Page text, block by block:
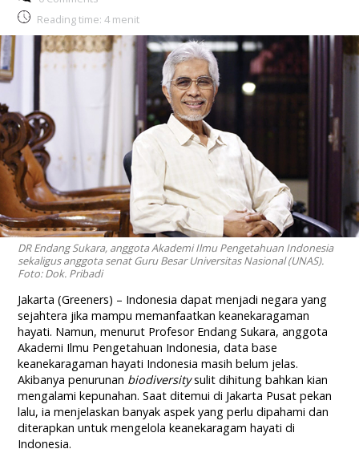
Reading time: 4 menit
DR Endang Sukara, anggota Akademi Ilmu Pengetahuan Indonesia
sekaligus anggota senat Guru Besar Universitas Nasional (UNAS).
Foto: Dok. Pribadi
Jakarta (Greeners) – Indonesia dapat menjadi negara yang
sejahtera jika mampu memanfaatkan keanekaragaman
hayati. Namun, menurut Profesor Endang Sukara, anggota
Akademi Ilmu Pengetahuan Indonesia, data base
keanekaragaman hayati Indonesia masih belum jelas.
Akibanya penurunan biodiversitysulit dihitung bahkan kian
mengalami kepunahan. Saat ditemui di Jakarta Pusat pekan
lalu, ia menjelaskan banyak aspek yang perlu dipahami dan
diterapkan untuk mengelola keanekaragam hayati di
Indonesia.